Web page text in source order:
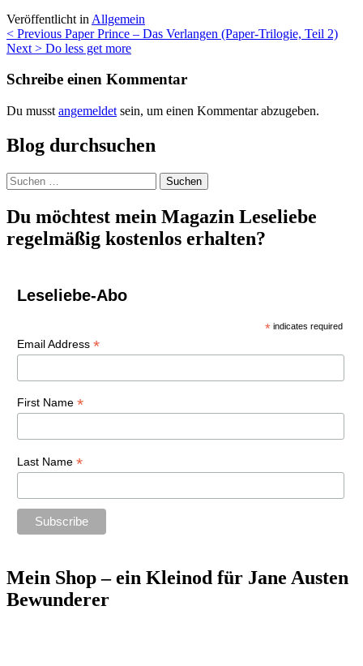
Veröffentlicht in Allgemein
Beitragsnavigation
< Previous Paper Prince – Das Verlangen (Paper-Trilogie, Teil 2)
Next > Do less get more
Schreibe einen Kommentar
Du musst angemeldet sein, um einen Kommentar abzugeben.
Blog durchsuchen
Suchen
nach:
Du möchtest mein Magazin Leseliebe
regelmäßig kostenlos erhalten?
Leseliebe-Abo
* indicates required
Email Address *
First Name *
Last Name *
Mein Shop – ein Kleinod für Jane Austen
Bewunderer